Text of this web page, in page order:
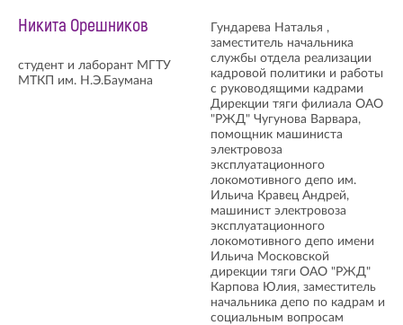
Никита Орешников
студент и лаборант МГТУ
МТКП им. Н.Э.Баумана
Гундарева Наталья ,
заместитель начальника
службы отдела реализации
кадровой политики и работы
с руководящими кадрами
Дирекции тяги филиала ОАО
"РЖД" Чугунова Варвара,
помощник машиниста
электровоза
эксплуатационного
локомотивного депо им.
Ильича Кравец Андрей,
машинист электровоза
эксплуатационного
локомотивного депо имени
Ильича Московской
дирекции тяги ОАО "РЖД"
Карпова Юлия, заместитель
начальника депо по кадрам и
социальным вопросам